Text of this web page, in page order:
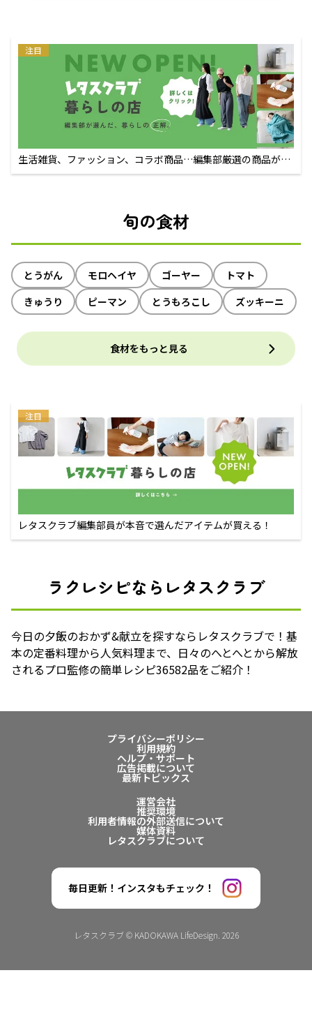
注目
生活雑貨、ファッション、コラボ商品…編集部厳選の商品が買
えるECサイト
旬の食材
とうがん モロヘイヤ ゴーヤー
トマト
きゅうり
ピーマン とうもろこし ズッキーニ
食材をもっと見る
注目
レタスクラブ編集部員が本音で選んだアイテムが買える！
ラクレシピならレタスクラブ
今日の夕飯のおかず&献立を探すならレタスクラブで！基
本の定番料理から人気料理まで、日々のへとへとから解放
されるプロ監修の簡単レシピ36582品をご紹介！
プライバシーポリシー
利用規約
ヘルプ・サポート
広告掲載について
最新トピックス
運営会社
推奨環境
利用者情報の外部送信について
媒体資料
レタスクラブについて
毎日更新！インスタもチェック！
レタスクラブ © KADOKAWA LifeDesign. 2026